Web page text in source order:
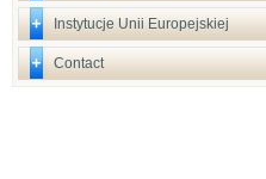
Instytucje Unii Europejskiej
Contact